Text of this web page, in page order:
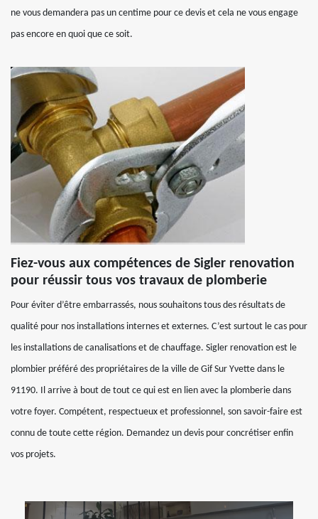
ne vous demandera pas un centime pour ce devis et cela ne vous engage
pas encore en quoi que ce soit.
Fiez-vous aux compétences de Sigler renovation
pour réussir tous vos travaux de plomberie
Pour éviter d’être embarrassés, nous souhaitons tous des résultats de
qualité pour nos installations internes et externes. C’est surtout le cas pour
les installations de canalisations et de chauffage. Sigler renovation est le
plombier préféré des propriétaires de la ville de Gif Sur Yvette dans le
91190. Il arrive à bout de tout ce qui est en lien avec la plomberie dans
votre foyer. Compétent, respectueux et professionnel, son savoir-faire est
connu de toute cette région. Demandez un devis pour concrétiser enfin
vos projets.